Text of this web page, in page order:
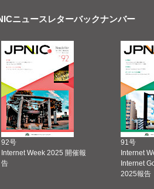
ニュースレターバックナンバー
92号
Internet Week 2025 開催報
告
91号
Internet
Internet
2025報告